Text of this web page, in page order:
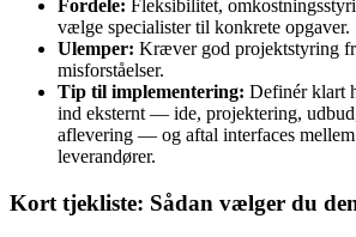
Fordele: Fleksibilitet,
vælge specialister til konkrete opgaver.
Ulemper: Kræver god projektstyring
misforståelser.
Tip til implementering: Definér klart
ind eksternt — ide, projektering,
aflevering — og aftal interfaces
leverandører.
Kort tjekliste: Sådan vælger du